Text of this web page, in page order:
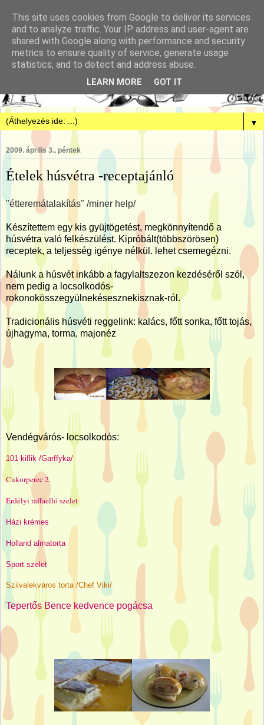
▼
2009. április 3., péntek
Ételek húsvétra -receptajánló
"étteremátalakítás" /miner help/
Készítettem egy kis gyüjtögetést, megkönnyítendő a
húsvétra való felkészülést. Kipróbált(többszörösen)
receptek, a teljesség igénye nélkül. lehet csemegézni.
Nálunk a húsvét inkább a fagylaltszezon kezdéséről szól,
nem pedig a locsolkodós-
rokonokösszegyülnekésesznekisznak-ról.
Tradicionális húsvéti reggelink: kalács, főtt sonka, főtt tojás,
újhagyma, torma, majonéz
Vendégvárós- locsolkodós:
101 kiflik /Garffyka/
Cukorperec 2.
Erdélyi raffaelló szelet
Házi krémes
Holland almatorta
Sport szelet
Szilvalekváros torta /Chef Viki/
Tepertős Bence kedvence pogácsa
This site uses cookies from Google to deliver its services
and to analyze traffic. Your IP address and user-agent are
shared with Google along with performance and security
metrics to ensure quality of service, generate usage
statistics, and to detect and address abuse.
LEARN MORE GOT IT